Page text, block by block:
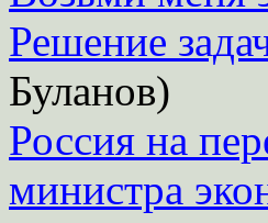
Решение
Буланов)
Россия на
министра